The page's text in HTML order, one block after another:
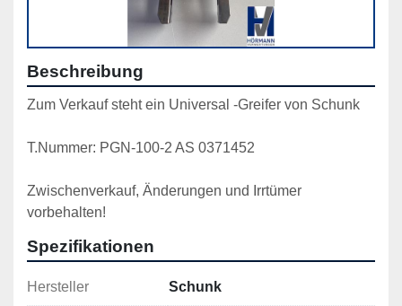
Beschreibung
Zum Verkauf steht ein Universal -Greifer von Schunk
T.Nummer: PGN-100-2 AS 0371452
Zwischenverkauf, Änderungen und Irrtümer
vorbehalten!
Spezifikationen
Hersteller Schunk